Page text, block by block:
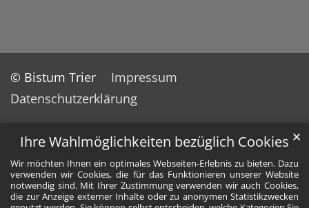
Ihre Wahlmöglichkeiten bezüglich Cookies
Wir möchten Ihnen ein optimales Webseiten-Erlebnis zu bieten. Dazu
verwenden wir Cookies, die für das Funktionieren unserer Website
notwendig sind. Mit Ihrer Zustimmung verwenden wir auch Cookies,
die zur Anzeige externer Inhalte oder zu anonymen Statistikzwecken
✕
© Bistum Trier
Impressum
Datenschutzerklärung